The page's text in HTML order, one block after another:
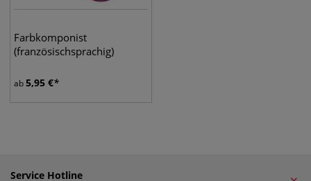
Farbkomponist
(französischsprachig)
ab5,95 €
Service Hotline